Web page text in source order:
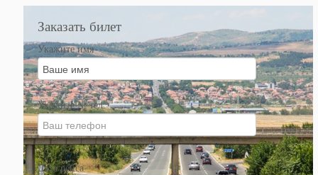
Заказать билет
Укажите имя
Укажите № тел.
Дата рейса